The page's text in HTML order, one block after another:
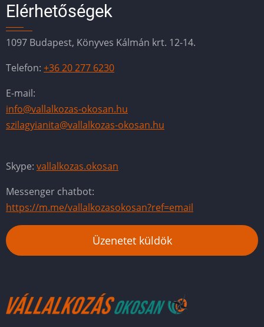
Elérhetőségek
1097 Budapest, Könyves Kálmán krt. 12-14.
Telefon: +36 20 277 6230
E-mail:
info@vallalkozas-okosan.hu
szilagyianita@vallalkozas-okosan.hu
Skype: vallalkozas.okosan
Messenger chatbot:
https://m.me/vallalkozasokosan?ref=email
Üzenetet küldök